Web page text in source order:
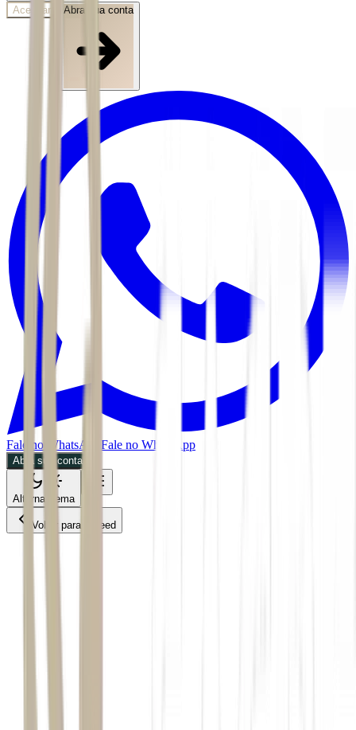
Acessar
Abra sua conta
Fale no WhatsApp Fale no WhatsApp
Abra sua conta
Alternar tema
Voltar para o Feed